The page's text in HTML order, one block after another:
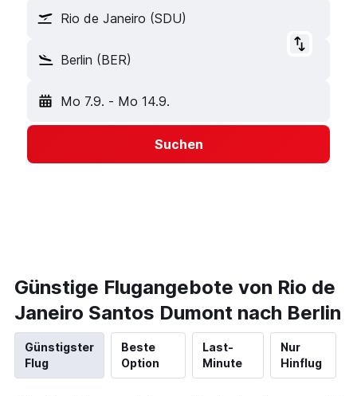
Rio de Janeiro (SDU)
Berlin (BER)
Mo 7.9. - Mo 14.9.
Suchen
Günstige Flugangebote von Rio de
Janeiro Santos Dumont nach Berlin
Günstigster
Flug
Beste
Option
Last-
Minute
Nur
Hinflug